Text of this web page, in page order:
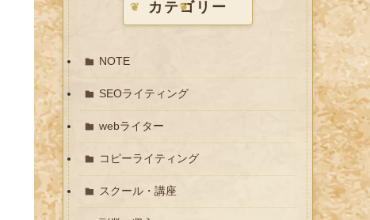
カテゴリー
NOTE
SEOライティング
webライター
コピーライティング
スクール・講座